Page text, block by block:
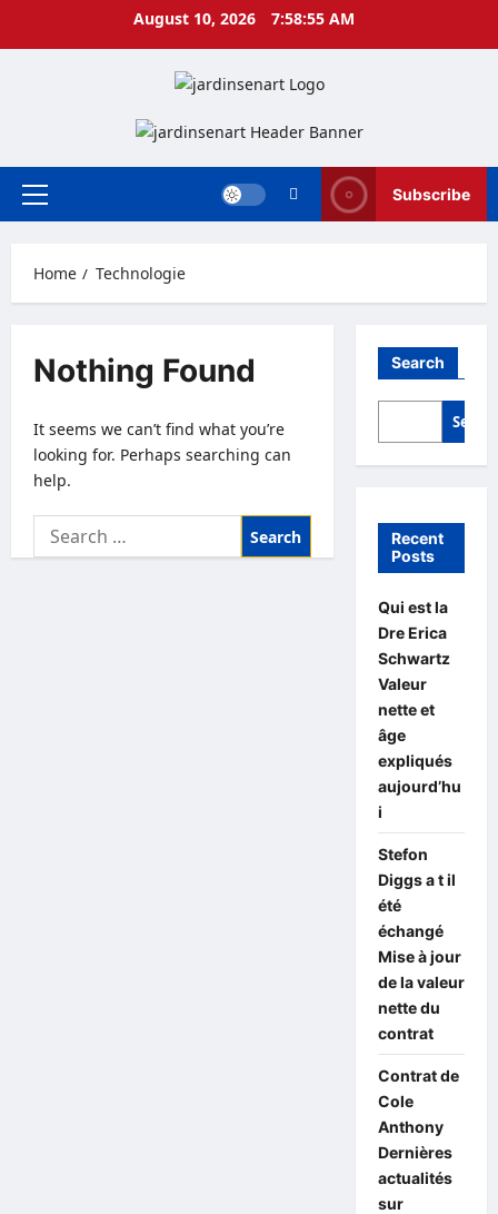
August 10, 2026 7:58:56 AM
Primary
Subscribe
Home Technologie
Nothing Found
It seems we can’t find what you’re
looking for. Perhaps searching can
help.
Search
for:
Search
Recent
Posts
Qui est la
Dre Erica
Schwartz
Valeur
nette et
âge
expliqués
aujourd’hu
i
Stefon
Diggs a t il
été
échangé
Mise à jour
de la valeur
nette du
contrat
Contrat de
Cole
Anthony
Dernières
actualités
sur